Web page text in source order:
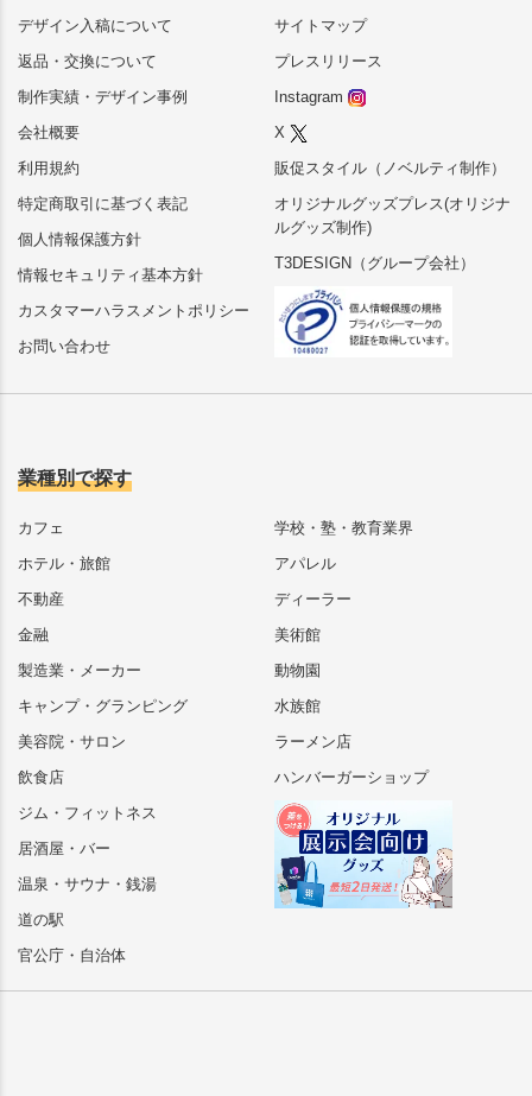
デザイン入稿について
返品・交換について
制作実績・デザイン事例
会社概要
利用規約
特定商取引に基づく表記
個人情報保護方針
情報セキュリティ基本方針
カスタマーハラスメントポリシー
お問い合わせ
サイトマップ
プレスリリース
Instagram
X
販促スタイル（ノベルティ制作）
オリジナルグッズプレス(オリジナ
ルグッズ制作)
T3DESIGN（グループ会社）
業種別で探す
カフェ
ホテル・旅館
不動産
金融
製造業・メーカー
キャンプ・グランピング
美容院・サロン
飲食店
ジム・フィットネス
居酒屋・バー
温泉・サウナ・銭湯
道の駅
官公庁・自治体
学校・塾・教育業界
アパレル
ディーラー
美術館
動物園
水族館
ラーメン店
ハンバーガーショップ